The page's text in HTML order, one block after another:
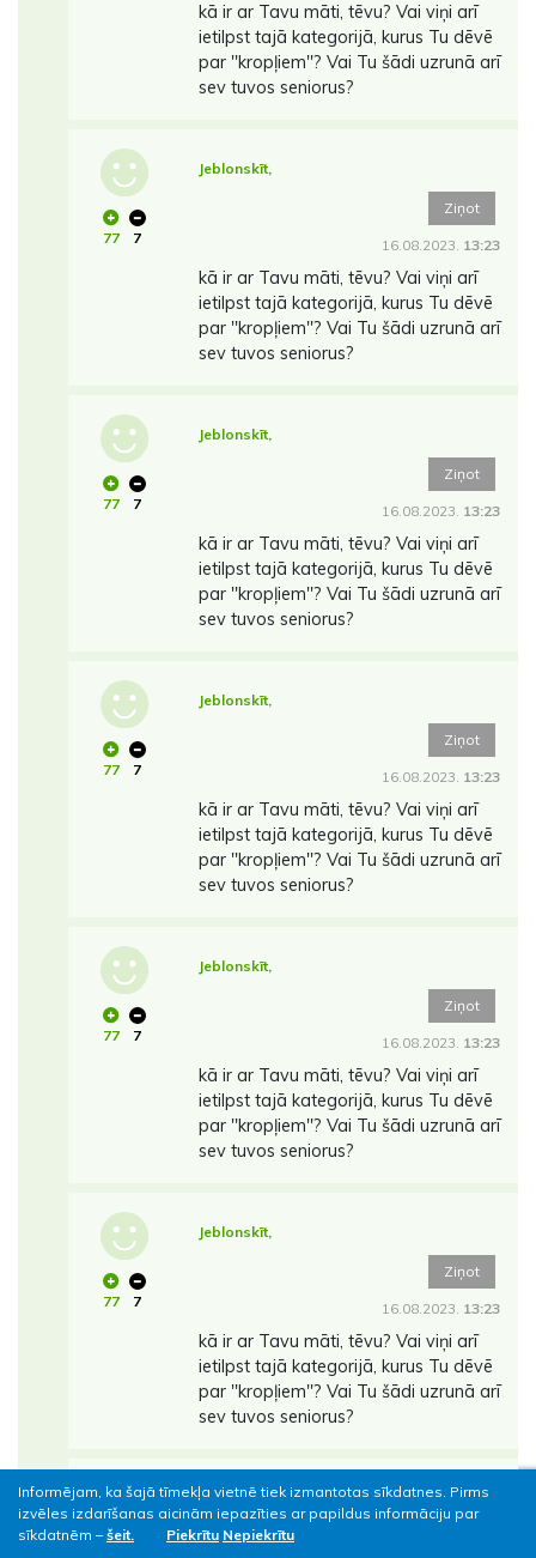
Informējam, ka šajā tīmekļa vietnē tiek izmantotas sīkdatnes. Pirms
izvēles izdarīšanas aicinām iepazīties ar papildus informāciju par
sīkdatnēm – šeit. Piekrītu Nepiekrītu
kā ir ar Tavu māti, tēvu? Vai viņi arī
ietilpst tajā kategorijā, kurus Tu dēvē
par ''kropļiem''? Vai Tu šādi uzrunā arī
sev tuvos seniorus?
77 7
Jeblonskīt,
Ziņot
16.08.2023. 13:23
kā ir ar Tavu māti, tēvu? Vai viņi arī
ietilpst tajā kategorijā, kurus Tu dēvē
par ''kropļiem''? Vai Tu šādi uzrunā arī
sev tuvos seniorus?
77 7
Jeblonskīt,
Ziņot
16.08.2023. 13:23
kā ir ar Tavu māti, tēvu? Vai viņi arī
ietilpst tajā kategorijā, kurus Tu dēvē
par ''kropļiem''? Vai Tu šādi uzrunā arī
sev tuvos seniorus?
77 7
Jeblonskīt,
Ziņot
16.08.2023. 13:23
kā ir ar Tavu māti, tēvu? Vai viņi arī
ietilpst tajā kategorijā, kurus Tu dēvē
par ''kropļiem''? Vai Tu šādi uzrunā arī
sev tuvos seniorus?
77 7
Jeblonskīt,
Ziņot
16.08.2023. 13:23
kā ir ar Tavu māti, tēvu? Vai viņi arī
ietilpst tajā kategorijā, kurus Tu dēvē
par ''kropļiem''? Vai Tu šādi uzrunā arī
sev tuvos seniorus?
77 7
Jeblonskīt,
Ziņot
16.08.2023. 13:23
kā ir ar Tavu māti, tēvu? Vai viņi arī
ietilpst tajā kategorijā, kurus Tu dēvē
par ''kropļiem''? Vai Tu šādi uzrunā arī
sev tuvos seniorus?
Jeblonskīt,